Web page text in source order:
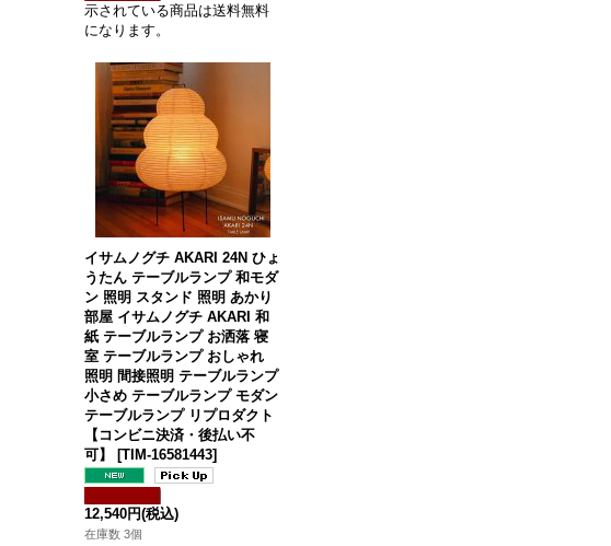
示されている商品は送料無料
になります。
イサムノグチ AKARI 24N ひょ
うたん テーブルランプ 和モダ
ン 照明 スタンド 照明 あかり
部屋 イサムノグチ AKARI 和
紙 テーブルランプ お洒落 寝
室 テーブルランプ おしゃれ
照明 間接照明 テーブルランプ
小さめ テーブルランプ モダン
テーブルランプ リプロダクト
【コンビニ決済・後払い不
可】
[TIM-16581443]
12,540円(税込)
在庫数 3個